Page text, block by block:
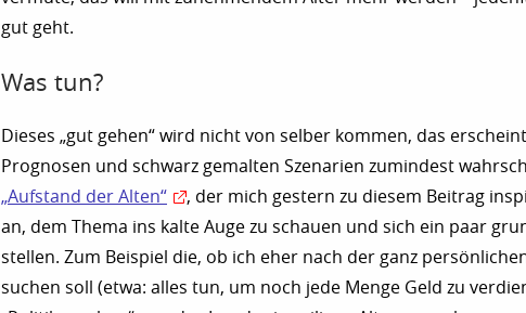
gut geht.
Was tun?
Dieses „gut gehen“ wird nicht von selber kommen, das
Prognosen und schwarz gemalten Szenarien zumindest
„Aufstand der Alten“
, der mich gestern zu diesem Beitrag
an, dem Thema ins kalte Auge zu schauen und sich ein paar
stellen. Zum Beispiel die, ob ich eher nach der ganz
suchen soll (etwa: alles tun, um noch jede Menge Geld zu